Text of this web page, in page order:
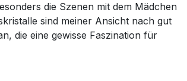
die Szenen mit dem Mädchen
sind meiner Ansicht nach gut
die eine gewisse Faszination für